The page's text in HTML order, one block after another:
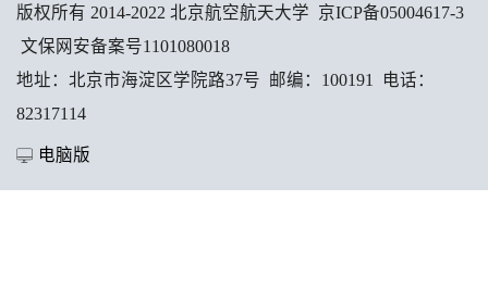
版权所有 2014-2022 北京航空航天大学 京ICP备05004617-3
文保网安备案号1101080018
地址：北京市海淀区学院路37号 邮编：100191 电话：
82317114
电脑版